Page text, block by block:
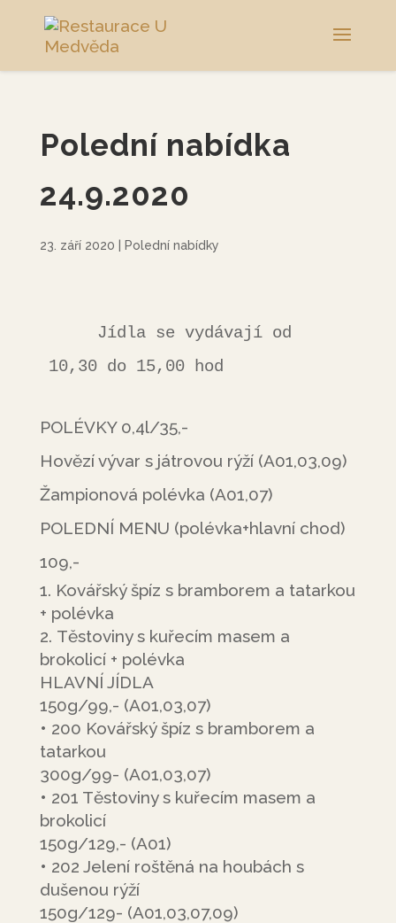
Polední nabídka
24.9.2020
23. září 2020 Polední nabídky
10,30 do 15,00 hod
POLÉVKY 0,4l/35,-
Hovězí vývar s játrovou rýží (A01,03,09)
Žampionová polévka (A01,07)
POLEDNÍ MENU (polévka+hlavní chod)
109,-
Kovářský špíz s bramborem a tatarkou
+ polévka
Těstoviny s kuřecím masem a
brokolicí + polévka
HLAVNÍ JÍDLA
150g/99,- (A01,03,07)
• 200 Kovářský špíz s bramborem a
tatarkou
300g/99- (A01,03,07)
• 201 Těstoviny s kuřecím masem a
brokolicí
150g/129,- (A01)
• 202 Jelení roštěná na houbách s
dušenou rýží
150g/129- (A01,03,07,09)